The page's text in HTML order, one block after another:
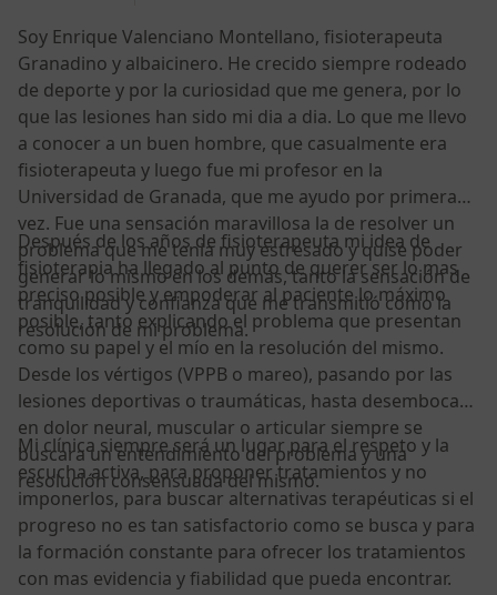
Soy Enrique Valenciano Montellano, fisioterapeuta
Granadino y albaicinero. He crecido siempre rodeado
de deporte y por la curiosidad que me genera, por lo
que las lesiones han sido mi dia a dia. Lo que me llevo
a conocer a un buen hombre, que casualmente era
fisioterapeuta y luego fue mi profesor en la
Universidad de Granada, que me ayudo por primera
vez. Fue una sensación maravillosa la de resolver un
problema que me tenia muy estresado y quise poder
generar lo mismo en los demás, tanto la sensación de
tranquilidad y confianza que me transmitió como la
resolución de mi problema.
Después de los años de fisioterapeuta mi idea de
fisioterapia ha llegado al punto de querer ser lo mas
preciso posible y empoderar al paciente lo máximo
posible, tanto explicando el problema que presentan
como su papel y el mío en la resolución del mismo.
Desde los vértigos (VPPB o mareo), pasando por las
lesiones deportivas o traumáticas, hasta desembocar
en dolor neural, muscular o articular siempre se
buscara un entendimiento del problema y una
resolución consensuada del mismo.
Mi clínica siempre será un lugar para el respeto y la
escucha activa, para proponer tratamientos y no
imponerlos, para buscar alternativas terapéuticas si el
progreso no es tan satisfactorio como se busca y para
la formación constante para ofrecer los tratamientos
con mas evidencia y fiabilidad que pueda encontrar.